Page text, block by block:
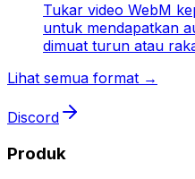
Tukar video WebM
untuk mendapatkan
dimuat turun atau
Lihat semua format →
Discord
Produk